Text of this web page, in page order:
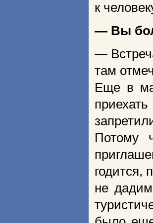
к
— Вы
—
там
Еще в
Потому
годится,
не